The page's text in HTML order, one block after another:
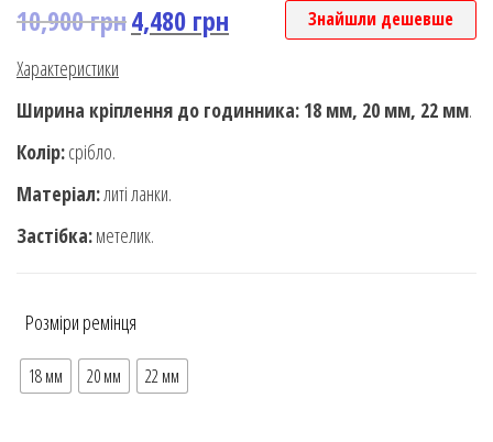
10,900грн4,480 грн Знайшли дешевше
Характеристики
Ширина кріплення до годинника: 18 мм, 20 мм, 22 мм.
Колір:срібло.
Матеріал:литі ланки.
Застібка:метелик.
Розміри ремінця
18 мм 20 мм 22 мм